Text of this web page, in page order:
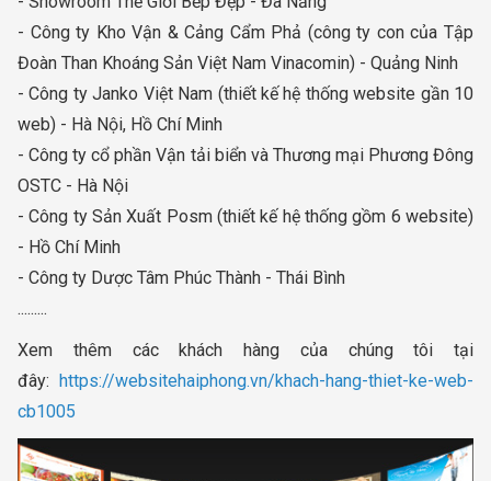
- Công ty Kho Vận & Cảng Cẩm Phả (công ty con của Tập
Đoàn Than Khoáng Sản Việt Nam Vinacomin) - Quảng Ninh
- Công ty Janko Việt Nam (thiết kế hệ thống website gần 10
web) - Hà Nội, Hồ Chí Minh
- Công ty cổ phần Vận tải biển và Thương mại Phương Đông
OSTC - Hà Nội
- Công ty Sản Xuất Posm (thiết kế hệ thống gồm 6 website)
- Hồ Chí Minh
- Công ty Dược Tâm Phúc Thành - Thái Bình
.........
Xem thêm các khách hàng của chúng tôi tại
đây: https://websitehaiphong.vn/khach-hang-thiet-ke-web-
cb1005